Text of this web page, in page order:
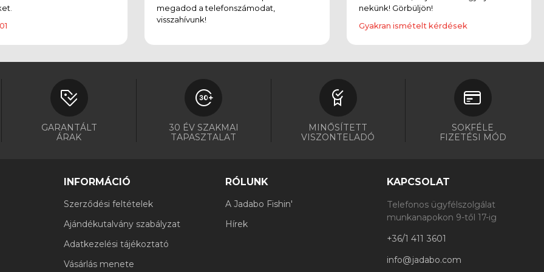
megadod a telefonszámodat,
visszahívunk!
nekünk! Görbüljön!
Gyakran ismételt kérdések
GARANTÁLT
ÁRAK
30 ÉV SZAKMAI
TAPASZTALAT
MINŐSÍTETT
VISZONTELADÓ
SOKFÉLE
FIZETÉSI MÓD
INFORMÁCIÓ
Szerződési feltételek
Ajándékutalvány szabályzat
Adatkezelési tájékoztató
Vásárlás menete
RÓLUNK
A Jadabo Fishin'
Hírek
KAPCSOLAT
Telefonos ügyfélszolgálat
munkanapokon 9-től 17-ig
+36/1 411 3601
info@jadabo.com